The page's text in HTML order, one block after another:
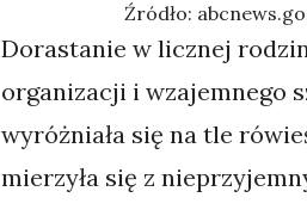
Źródło:
Dorastanie w licznej
organizacji i wzajemnego
wyróżniała się na tle
mierzyła się z